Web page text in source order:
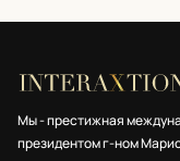
Мы - престижная
президентом г-ном